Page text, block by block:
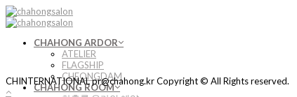
Skip
to
CHAHONG ARDOR
ATELIER
FLAGSHIP
CHEONGDAM
CHAHONG ROOM
CHINTERNATIONAL pr@chahong.kr Copyright © All Rights reserved.